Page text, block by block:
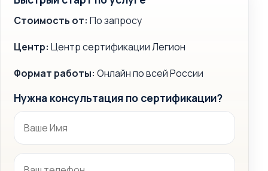
Стоимость от: По запросу
Центр: Центр сертификации Легион
Формат работы: Онлайн по всей России
Нужна консультация по сертификации?